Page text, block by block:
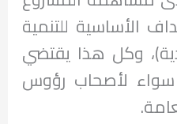
الأساسية للتنمية
وكل هذا يقتضي
سواء لأصحاب رؤوس